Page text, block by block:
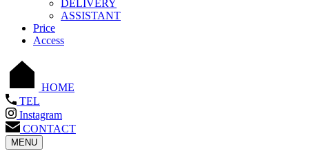
DELIVERY
ASSISTANT
Price
Access
HOME
TEL
Instagram
CONTACT
MENU